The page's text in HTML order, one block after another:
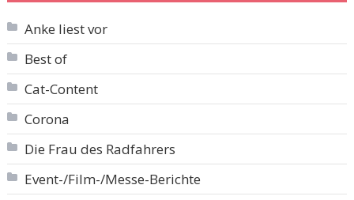
Anke liest vor
Best of
Cat-Content
Corona
Die Frau des Radfahrers
Event-/Film-/Messe-Berichte